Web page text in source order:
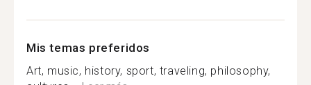
Mis temas preferidos
Art, music, history, sport, traveling, philosophy,